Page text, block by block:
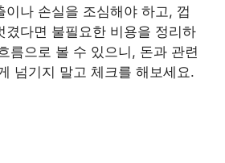
이나 손실을 조심해야 하고, 껍
겼다면 불필요한 비용을 정리하
름으로 볼 수 있으니, 돈과 관련
넘기지 말고 체크를 해보세요.